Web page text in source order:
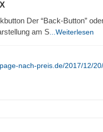
Der “Back-Button”
am S ...Weiterlesen
nach-preis.de/2017/12/